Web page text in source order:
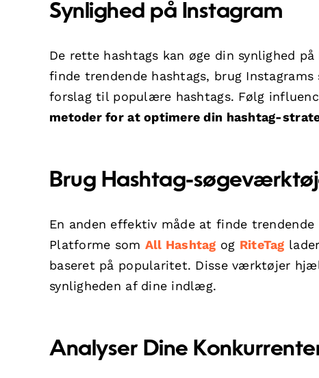
Synlighed på Instagram
De rette hashtags kan øge din synlighed
finde trendende hashtags, brug
forslag til populære hashtags. Følg
metoder for at optimere din hashtag-
Brug Hashtag-
En anden effektiv måde at finde
Platforme som All Hashtag og RiteTag
baseret på popularitet. Disse værktøjer
synligheden af dine indlæg.
Analyser Dine